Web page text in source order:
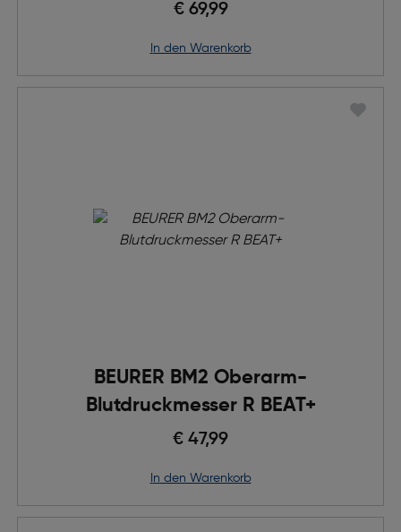
€ 69,99
in den Warenkorb
BEURER BM2 Oberarm-
Blutdruckmesser R BEAT+
€ 47,99
in den Warenkorb